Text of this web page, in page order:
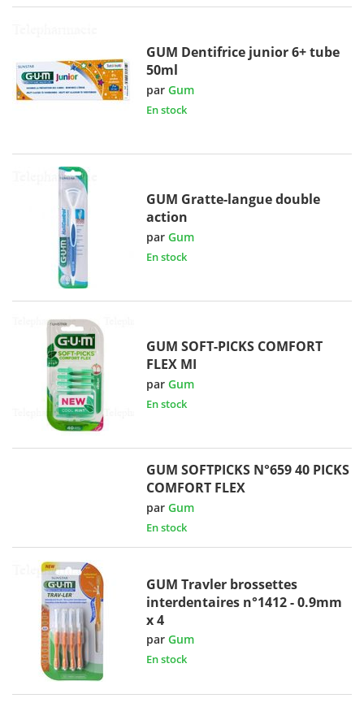
GUM Dentifrice junior 6+ tube
50ml
parGum
En stock
GUM Gratte-langue double
action
parGum
En stock
GUM SOFT-PICKS COMFORT
FLEX MI
parGum
En stock
GUM SOFTPICKS N°659 40 PICKS
COMFORT FLEX
parGum
En stock
GUM Travler brossettes
interdentaires n°1412 - 0.9mm
x 4
parGum
En stock